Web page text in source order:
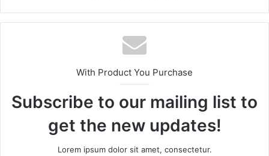
With Product You Purchase
Subscribe to our mailing list to
get the new updates!
Lorem ipsum dolor sit amet, consectetur.